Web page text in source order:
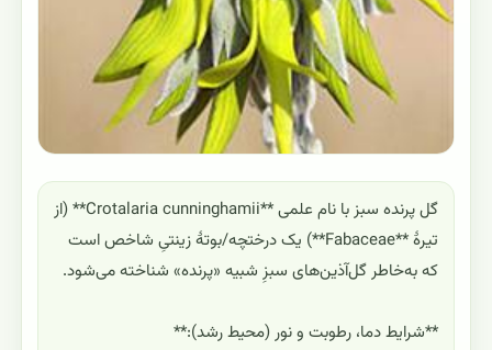
گل پرنده سبز با نام علمی **Crotalaria cunninghamii** (از
تیرهٔ **Fabaceae**) یک درختچه/بوتهٔ زینتیِ شاخص است
که به‌خاطر گل‌آذین‌های سبزِ شبیه «پرنده» شناخته می‌شود.
**شرایط دما، رطوبت و نور (محیط رشد):**